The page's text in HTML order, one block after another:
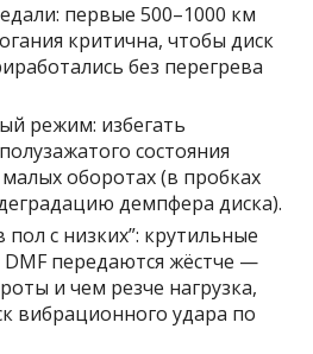
первые 500–1000 км
критична, чтобы диск
без перегрева
режим: избегать
состояния
оборотах (в пробках
демпфера диска).
пол с низких”: крутильные
передаются жёстче —
и чем резче нагрузка,
вибрационного удара по